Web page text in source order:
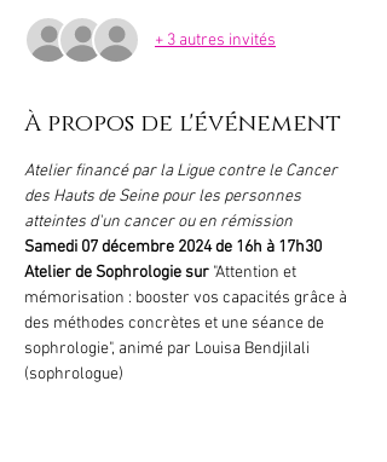
+ 3 autres invités
À propos de l'événement
Atelier financé par la Ligue contre le Cancer
des Hauts de Seine pour les personnes
atteintes d'un cancer ou en rémission
Samedi 07 décembre 2024 de 16h à 17h30
Atelier de Sophrologie sur "Attention et
mémorisation : booster vos capacités grâce à
des méthodes concrètes et une séance de
sophrologie", animé par Louisa Bendjilali
(sophrologue)